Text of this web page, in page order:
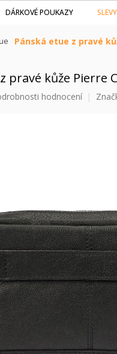
DÁRKOVÉ POUKAZY SLEVY
Pánská etue z pravé
pravé kůže Pierre
hodnocení